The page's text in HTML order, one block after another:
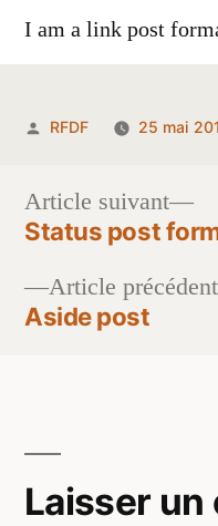
I am a link post
Publié
RFDF 25 mai
Navigation
deArticle précédent
Aside post
Article suivant
Status post
Laisser